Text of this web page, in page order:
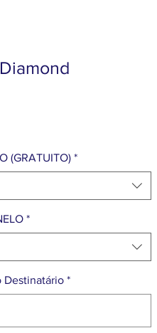
(GRATUITO) *
*
Destinatário *